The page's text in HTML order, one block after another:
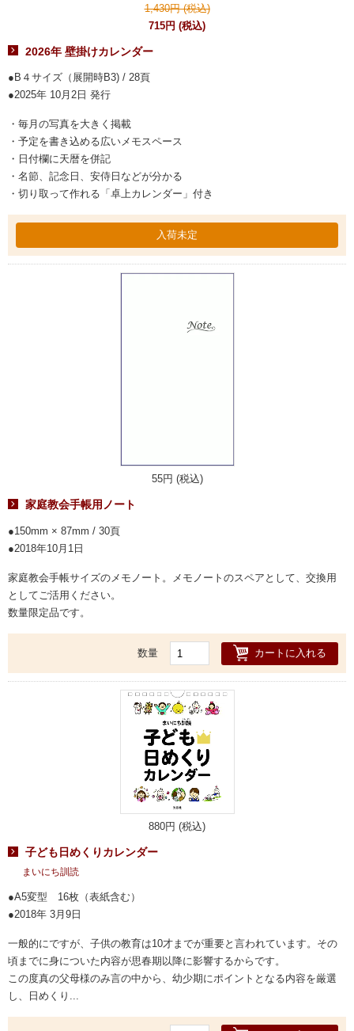
1,430円 (税込)
715円 (税込)
2026年 壁掛けカレンダー
B４サイズ（展開時B3) / 28頁
2025年 10月2日 発行
・毎月の写真を大きく掲載
・予定を書き込める広いメモスペース
・日付欄に天暦を併記
・名節、記念日、安侍日などが分かる
・切り取って作れる「卓上カレンダー」付き
入荷未定
55円 (税込)
家庭教会手帳用ノート
150mm × 87mm / 30頁
2018年10月1日
家庭教会手帳サイズのメモノート。メモノートのスペアとして、交換用
としてご活用ください。
数量限定品です。
数量 カートに入れる
880円 (税込)
子ども日めくりカレンダー
まいにち訓読
A5変型 16枚（表紙含む）
2018年 3月9日
一般的にですが、子供の教育は10才までが重要と言われています。その
頃までに身についた内容が思春期以降に影響するからです。
この度真の父母様のみ言の中から、幼少期にポイントとなる内容を厳選
し、日めくり...